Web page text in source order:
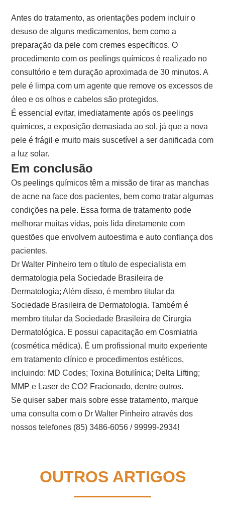
Antes do tratamento, as orientações podem incluir o
desuso de alguns medicamentos, bem como a
preparação da pele com cremes específicos. O
procedimento com os peelings químicos é realizado no
consultório e tem duração aproximada de 30 minutos. A
pele é limpa com um agente que remove os excessos de
óleo e os olhos e cabelos são protegidos.
É essencial evitar, imediatamente após os peelings
químicos, a exposição demasiada ao sol, já que a nova
pele é frágil e muito mais suscetível a ser danificada com
a luz solar.
Em conclusão
Os peelings químicos têm a missão de tirar as manchas
de acne na face dos pacientes, bem como tratar algumas
condições na pele. Essa forma de tratamento pode
melhorar muitas vidas, pois lida diretamente com
questões que envolvem autoestima e auto confiança dos
pacientes.
Dr Walter Pinheiro tem o título de especialista em
dermatologia pela Sociedade Brasileira de
Dermatologia; Além disso, é membro titular da
Sociedade Brasileira de Dermatologia. Também é
membro titular da Sociedade Brasileira de Cirurgia
Dermatológica. E possui capacitação em Cosmiatria
(cosmética médica). É um profissional muito experiente
em tratamento clínico e procedimentos estéticos,
incluindo: MD Codes; Toxina Botulínica; Delta Lifting;
MMP e Laser de CO2 Fracionado, dentre outros.
Se quiser saber mais sobre esse tratamento, marque
uma consulta com o Dr Walter Pinheiro através dos
nossos telefones (85) 3486-6056 / 99999-2934!
OUTROS ARTIGOS